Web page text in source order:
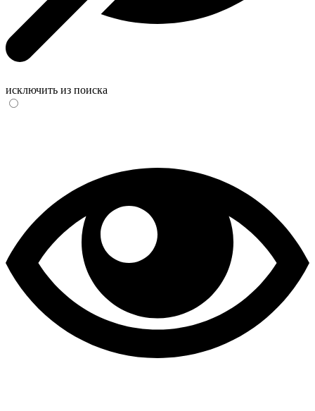
исключить из поиска